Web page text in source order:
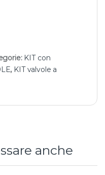
KIT con
, KIT valvole a
anche